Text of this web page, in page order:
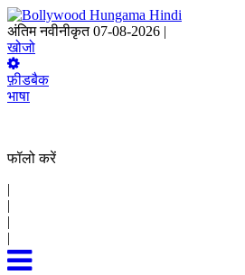
अंतिम नवीनीकृत 07-08-2026 |
खोजो
फ़ीडबैक
भाषा
फॉलो करें
|
|
|
|